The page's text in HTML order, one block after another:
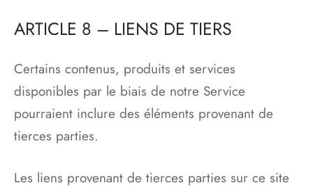
ARTICLE 8 – LIENS DE TIERS
Certains contenus, produits et services
disponibles par le biais de notre Service
pourraient inclure des éléments provenant de
tierces parties.
Les liens provenant de tierces parties sur ce site